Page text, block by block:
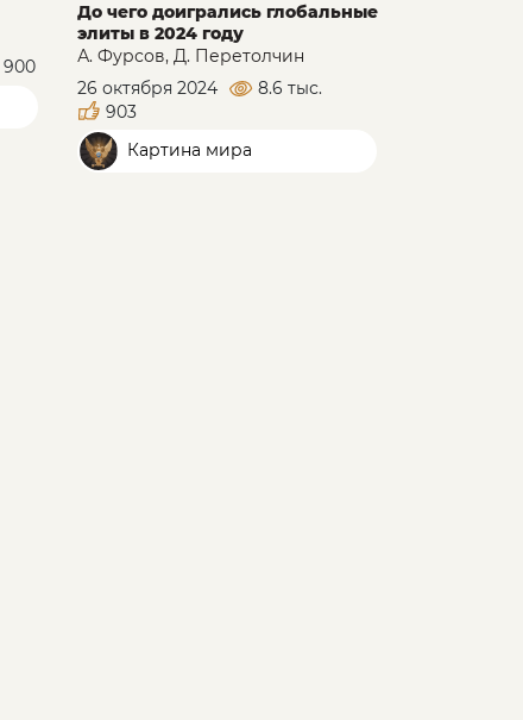
900
До чего доигрались глобальные
элиты в 2024 году
А. Фурсов, Д. Перетолчин
26 октября 2024
8.6 тыс.
903
Картина мира